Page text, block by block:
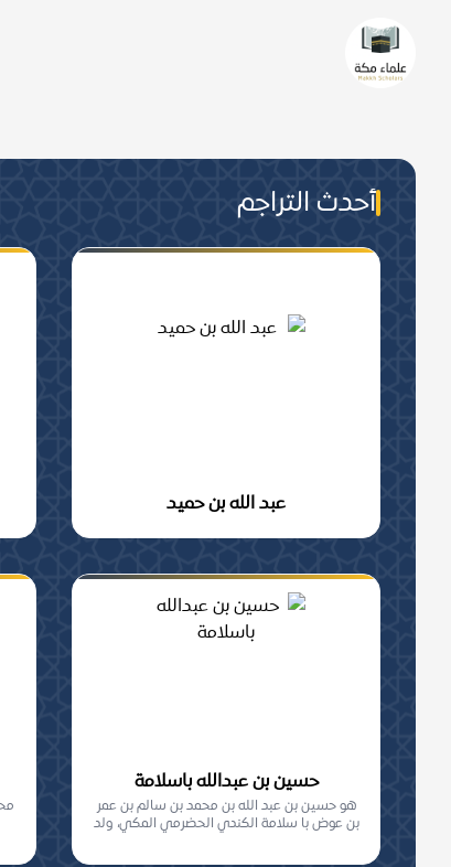
والجماعة, من أهلِ مكة
أحدث التراجم
عبد الله بن حميد
حسين بن عبدالله باسلامة
هو حسين بن عبد الله بن محمد بن سالم بن عمر
بن عوض با سلامة الكندي الحضرمي المكي، ولد